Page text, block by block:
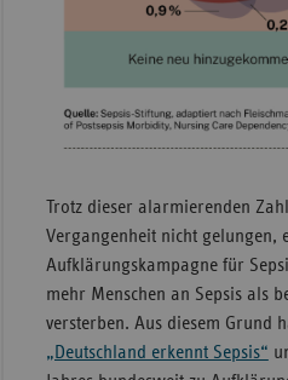
Trotz dieser alarmierenden
Vergangenheit nicht gelungen,
Aufklärungskampagne für
mehr Menschen an Sepsis als
versterben. Aus diesem Grund
„Deutschland erkennt Sepsis“